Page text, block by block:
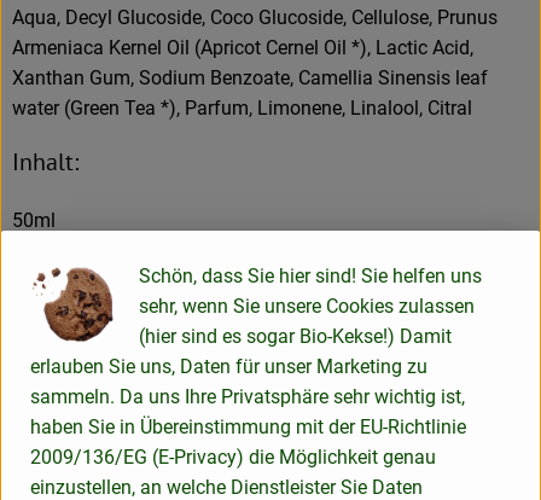
Aqua, Decyl Glucoside, Coco Glucoside, Cellulose, Prunus
Armeniaca Kernel Oil (Apricot Cernel Oil *), Lactic Acid,
Xanthan Gum, Sodium Benzoate, Camellia Sinensis leaf
water (Green Tea *), Parfum, Limonene, Linalool, Citral
Inhalt:
50ml
Erzeuger
FAIR SQUARED GmbH
Hermann-Heinrich-Gossen-Straße 4
50858 Köln
Deutschland "
Schön, dass Sie hier sind! Sie helfen uns
sehr, wenn Sie unsere Cookies zulassen
(hier sind es sogar Bio-Kekse!) Damit
erlauben Sie uns, Daten für unser Marketing zu
sammeln. Da uns Ihre Privatsphäre sehr wichtig ist,
haben Sie in Übereinstimmung mit der EU-Richtlinie
2009/136/EG (E-Privacy) die Möglichkeit genau
einzustellen, an welche Dienstleister Sie Daten